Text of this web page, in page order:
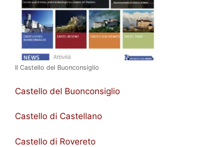
Il Castello del Buonconsiglio
Castello del Buonconsiglio
Castello di Castellano
Castello di Rovereto